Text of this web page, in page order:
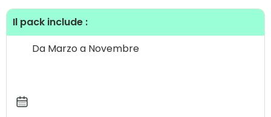
al surf individuale.
Durante la settimana il nostro team fornirà tutte
le nozioni necessarie per diventare surfisti
conoscenza base dell’attrezzatura e altro) e
accompagnerà i partecipanti ogni giorno nei
Il pack include :
Da Marzo a Novembre